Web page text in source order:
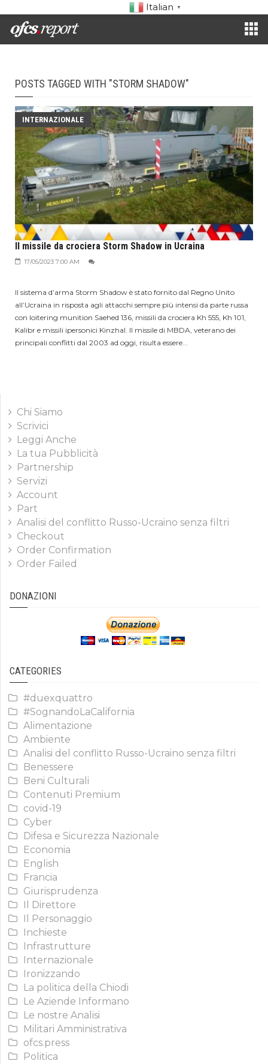
Italian ▼
POSTS TAGGED WITH "STORM SHADOW"
INTERNAZIONALE
Il missile da crociera Storm Shadow in Ucraina
17/05/2023 7:00 AM
Il sistema d’arma Storm Shadow è stato fornito dal Regno Unito
all’Ucraina in risposta agli attacchi sempre più intensi da parte russa
con loitering munition Saehed 136, missili da crociera Kh 555, Kh 101,
Kalibr e missili ipersonici Kinzhal. Il missile di MBDA, veterano dei
principali conflitti dal 2003 ad oggi, risulta essere...
Chi Siamo
Scrivici
Leggi Anche
La tua Pubblicità
Partnership
Servizi
Account
Part
Analisi del conflitto Russo-Ucraino senza filtri
Checkout
Order Confirmation
Order Failed
DONAZIONI
CATEGORIES
#duexquattro
#SognandoLaCalifornia
Alimentazione
Ambiente
Analisi del conflitto Russo-Ucraino senza filtri
Benessere
Beni Culturali
Contenuti Premium
covid-19
Cyber
Difesa e Sicurezza Nazionale
Economia
English
Francia
Giurisprudenza
Il Direttore
Il Personaggio
Inchieste
Infrastrutture
Internazionale
Ironizzando
La politica della Chiodi
Le Aziende Informano
Le nostre Analisi
Militari Amministrativa
ofcs.press
Politica